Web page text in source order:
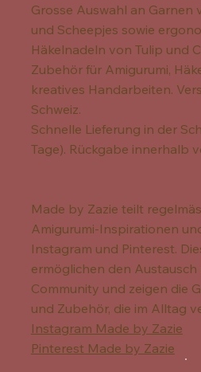
Grosse Auswahl an Garnen
und Scheepjes sowie
Häkelnadeln von Tulip und
Zubehör für Amigurumi,
kreatives Handarbeiten.
Schweiz.
Schnelle Lieferung in der
Tage). Rückgabe innerhalb
Made by Zazie teilt
Amigurumi-Inspirationen
Instagram und Pinterest.
ermöglichen den Austausch
Community und zeigen die
und Zubehör, die im Alltag
Instagram Made by Zazie
Pinterest Made by Zazie